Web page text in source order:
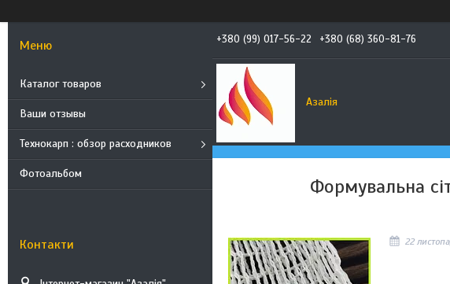
Каталог товаров
Ваши отзывы
Технокарп : обзор расходников
Фотоальбом
Контакти
+380 (99) 017-56-22 +380 (68) 360-81-76
Азалія
Формувальна
22